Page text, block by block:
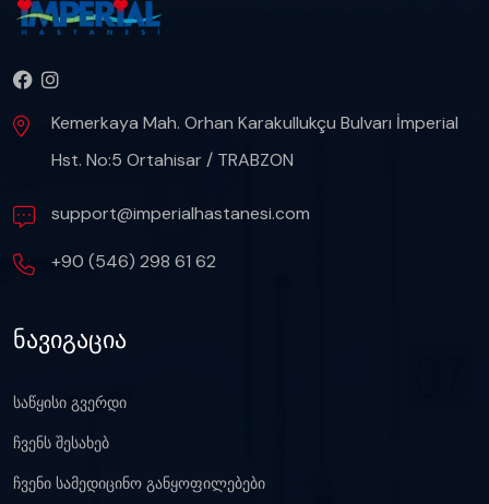
Kemerkaya Mah. Orhan Karakullukçu Bulvarı İmperial
Hst. No:5 Ortahisar / TRABZON
support@imperialhastanesi.com
+90 (546) 298 61 62
ნავიგაცია
საწყისი გვერდი
ჩვენს შესახებ
ჩვენი სამედიცინო განყოფილებები